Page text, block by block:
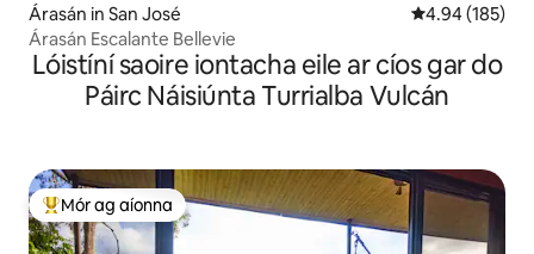
Árasán in San José Meánrátáil
4.94 (185)
Árasán Escalante Bellevie
Lóistíní saoire iontacha eile ar cíos gar do
Páirc Náisiúnta Turrialba Vulcán
An-mhór ag aíonna
Mór ag aíonna